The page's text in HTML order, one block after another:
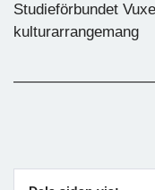
Studieförbundet
kulturarrangemang